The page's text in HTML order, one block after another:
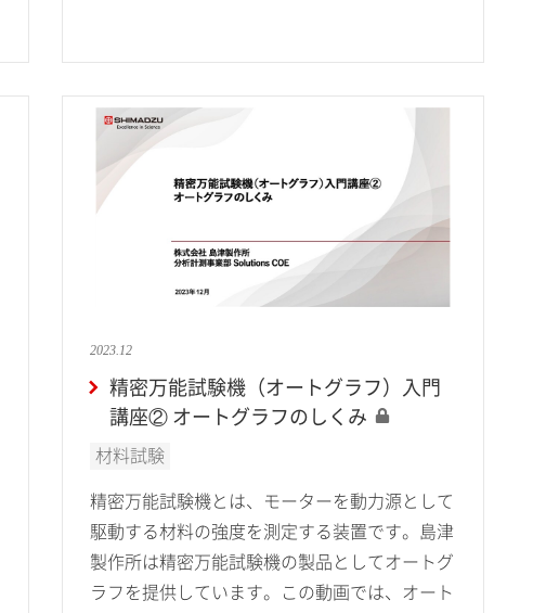
2023.12
精密万能試験機（オートグラフ）入門
講座② オートグラフのしくみ
材料試験
精密万能試験機とは、モーターを動力源として
駆動する材料の強度を測定する装置です。島津
製作所は精密万能試験機の製品としてオートグ
ラフを提供しています。この動画では、オート